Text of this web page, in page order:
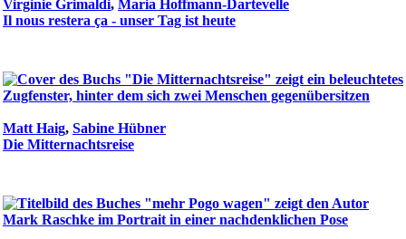
Virginie Grimaldi, Maria Hoffmann-Dartevelle
Il nous restera ça - unser Tag ist heute
Matt Haig, Sabine Hübner
Die Mitternachtsreise